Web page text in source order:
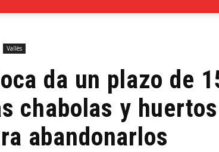
Vallès
da un plazo de
chabolas y
abandonarlos